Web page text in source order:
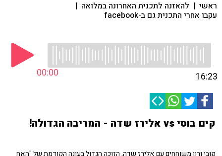
ראשי | להאזנה לתכנית האחרונה במלואה |
עקבו אחרי התכנית גם ב-facebook
00:00 16:23
קים בוסי vs אלירז שדה - המריבה הגדולה!
קובי ורון משוחחים עם אלירז שדה, הזוכה הגדול בעונה הקודמת של "האח